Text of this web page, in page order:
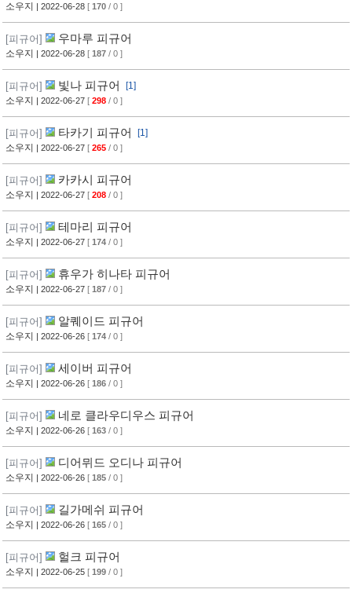
소우지 | 2022-06-28 [ 170 / 0 ]
[피규어] 우마루 피규어
소우지 | 2022-06-28 [ 187 / 0 ]
[피규어] 빛나 피규어
[1]
소우지
| 2022-06-27 [ 298 / 0 ]
[피규어] 타카기 피규어
[1]
소우지
| 2022-06-27 [ 265 / 0 ]
[피규어] 카카시 피규어
소우지 | 2022-06-27 [ 208 / 0 ]
[피규어] 테마리 피규어
소우지 | 2022-06-27 [ 174 / 0 ]
[피규어] 휴우가 히나타 피규어
소우지 | 2022-06-27 [ 187 / 0 ]
[피규어] 알퀘이드 피규어
소우지 | 2022-06-26 [ 174 / 0 ]
[피규어] 세이버 피규어
소우지 | 2022-06-26 [ 186 / 0 ]
[피규어] 네로 클라우디우스 피규어
소우지 | 2022-06-26 [ 163 / 0 ]
[피규어] 디어뮈드 오디나 피규어
소우지 | 2022-06-26 [ 185 / 0 ]
[피규어] 길가메쉬 피규어
소우지 | 2022-06-26 [ 165 / 0 ]
[피규어] 헐크 피규어
소우지 | 2022-06-25 [ 199 / 0 ]